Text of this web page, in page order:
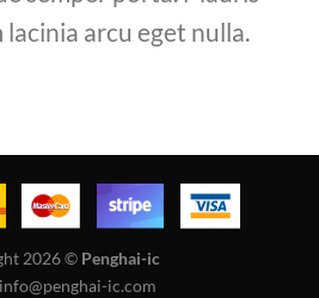
lacinia arcu eget nulla.
2026 © Penghai-ic
ic.com